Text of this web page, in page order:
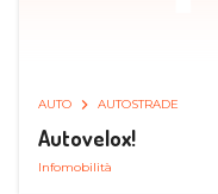
AUTO AUTOSTRADE
Autovelox!
Infomobilità